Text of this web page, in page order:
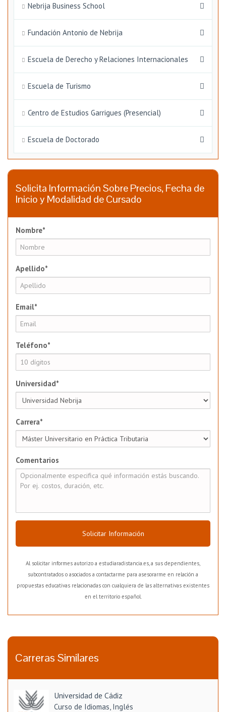
Nebrija Business School
Fundación Antonio de Nebrija
Escuela de Derecho y Relaciones Internacionales
Escuela de Turismo
Centro de Estudios Garrigues (Presencial)
Escuela de Doctorado
Solicita Información Sobre Precios, Fecha de
Inicio y Modalidad de Cursado
Nombre*
Apellido*
Email*
Teléfono*
Universidad*
Carrera*
Comentarios
Solicitar Información
Al solicitar informes autorizo a estudiaradistancia.es, a sus dependientes,
subcontratados o asociados a contactarme para asesorarme en relación a
propuestas educativas relacionadas con cualquiera de las alternativas existentes
en el territorio español.
Carreras Similares
Universidad de Cádiz
Curso de Idiomas, Inglés